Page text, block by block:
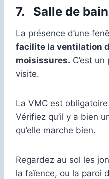
7. Salle de bain
La présence d’une
facilite la ventilation
moisissures. C’est
visite.
La VMC est
Vérifiez qu’il y a bien
qu’elle marche bien.
Regardez au sol les
la faïence, ou la paroi